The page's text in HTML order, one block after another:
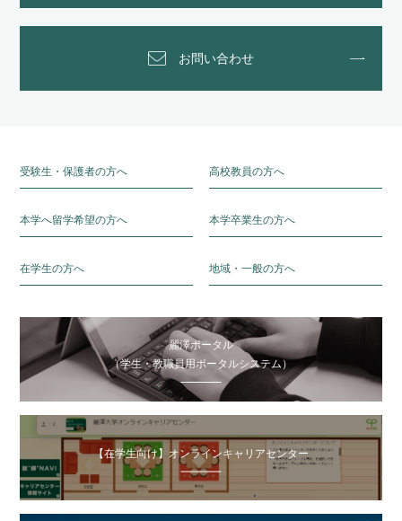
お問い合わせ
受験生・保護者の方へ 高校教員の方へ
本学へ留学希望の方へ 本学卒業生の方へ
在学生の方へ 地域・一般の方へ
麗澤ポータル
（学生・教職員用ポータルシステム）
【在学生向け】オンラインキャリアセンター